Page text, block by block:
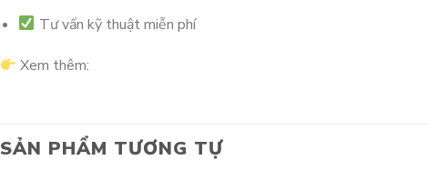
Tư vấn kỹ thuật miễn phí
Xem thêm:
SẢN PHẨM TƯƠNG TỰ